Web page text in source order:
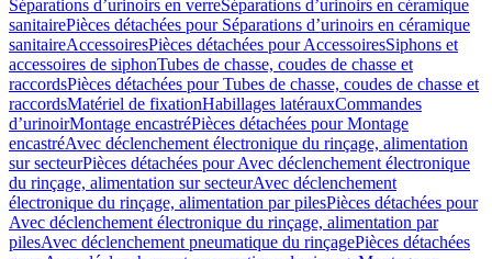
Séparations d’urinoirs en verreSéparations d’urinoirs en céramique
sanitairePièces détachées pour Séparations d’urinoirs en céramique
sanitaireAccessoiresPièces détachées pour AccessoiresSiphons et
accessoires de siphonTubes de chasse, coudes de chasse et
raccordsPièces détachées pour Tubes de chasse, coudes de chasse et
raccordsMatériel de fixationHabillages latérauxCommandes
dʼurinoirMontage encastréPièces détachées pour Montage
encastréAvec déclenchement électronique du rinçage, alimentation
sur secteurPièces détachées pour Avec déclenchement électronique
du rinçage, alimentation sur secteurAvec déclenchement
électronique du rinçage, alimentation par pilesPièces détachées pour
Avec déclenchement électronique du rinçage, alimentation par
pilesAvec déclenchement pneumatique du rinçagePièces détachées